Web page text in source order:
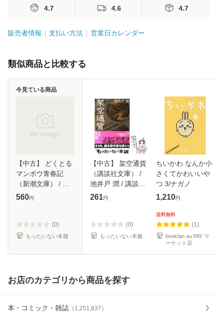
4.7 4.6 4.7
販売者情報 支払い方法 営業日カレンダー
類似商品と比較する
【中古】 どくとる
マンボウ青春記
（新潮文庫） / 北
杜夫 / 新潮社 [文
560円
(0)
もったいない本舗
今見ている商品
【中古】 架空通貨
（講談社文庫） /
池井戸 潤 / 講談社
[文庫]【メール便送
261円
(0)
もったいない本舗
ちいかわ なんか小
さくてかわいいや
つ 3/ナガノ
1,210円
送料無料
(1)
bookfan au PAY マ
ーケット店
お店のカテゴリから商品を探す
本・コミック・雑誌 （ 1,251,837 ）